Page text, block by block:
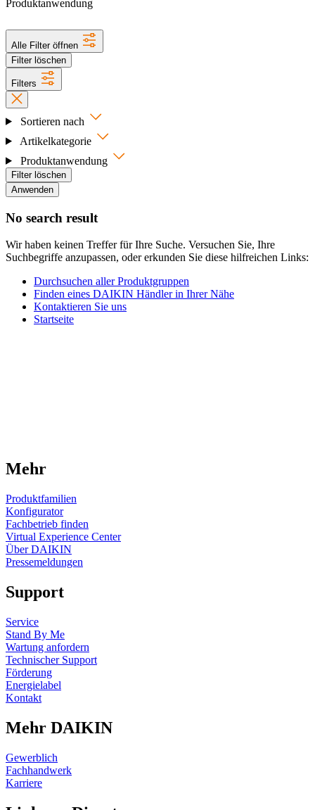
Produktanwendung
Alle Filter öffnen
Filter löschen
Filters
Sortieren nach
Artikelkategorie
Produktanwendung
Filter löschen
Anwenden
No search result
Wir haben keinen Treffer für Ihre Suche. Versuchen Sie, Ihre
Suchbegriffe anzupassen, oder erkunden Sie diese hilfreichen Links:
Durchsuchen aller Produktgruppen
Finden eines DAIKIN Händler in Ihrer Nähe
Kontaktieren Sie uns
Startseite
Mehr
Produktfamilien
Konfigurator
Fachbetrieb finden
Virtual Experience Center
Über DAIKIN
Pressemeldungen
Support
Service
Stand By Me
Wartung anfordern
Technischer Support
Förderung
Energielabel
Kontakt
Mehr DAIKIN
Gewerblich
Fachhandwerk
Karriere